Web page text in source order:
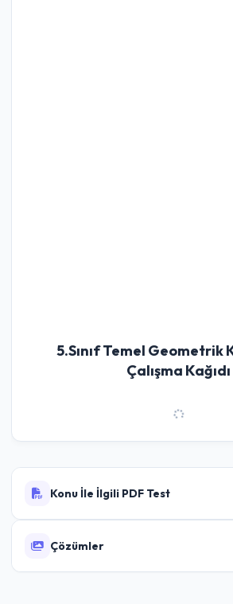
5.Sınıf Temel Geometrik
Çalışma Kağıdı
Konu İle İlgili PDF Test
5.Sınıf Temel Geometrik
Çözümler